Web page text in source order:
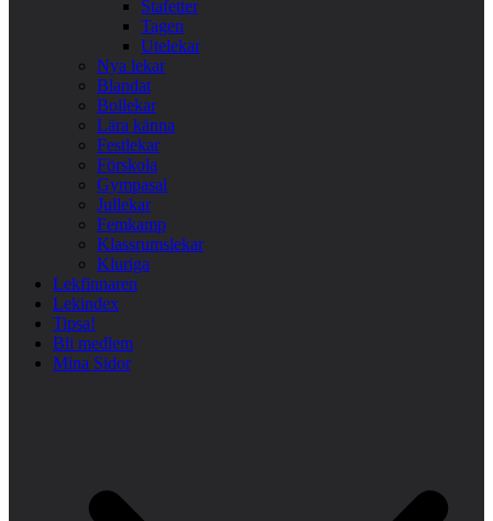
Stafetter
Tagen
Utelekar
Nya lekar
Blandat
Bollekar
Lära känna
Festlekar
Förskola
Gympasal
Jullekar
Femkamp
Klassrumslekar
Kluriga
Lekfinnaren
Lekindex
Tipsa!
Bli medlem
Mina Sidor